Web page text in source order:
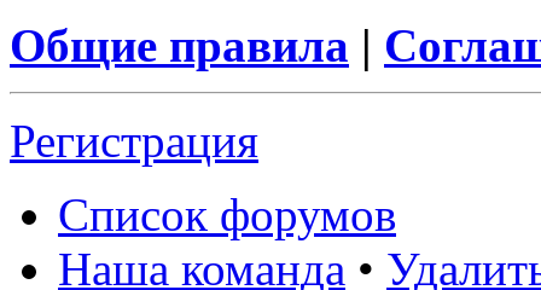
Общие правила |
Регистрация
Список форумов
Наша команда •